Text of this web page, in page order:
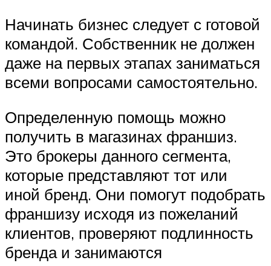
Начинать бизнес следует с готовой
командой. Собственник не должен
даже на первых этапах заниматься
всеми вопросами самостоятельно.
Определенную помощь можно
получить в магазинах франшиз.
Это брокеры данного сегмента,
которые представляют тот или
иной бренд. Они помогут подобрать
франшизу исходя из пожеланий
клиентов, проверяют подлинность
бренда и занимаются